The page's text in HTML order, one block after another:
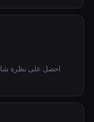
احصل على نظرة